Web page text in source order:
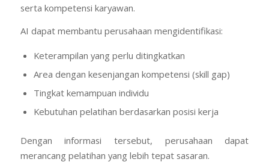
serta kompetensi karyawan.
AI dapat membantu perusahaan mengidentifikasi:
Keterampilan yang perlu ditingkatkan
Area dengan kesenjangan kompetensi (skill gap)
Tingkat kemampuan individu
Kebutuhan pelatihan berdasarkan posisi kerja
Dengan informasi tersebut, perusahaan dapat
merancang pelatihan yang lebih tepat sasaran.